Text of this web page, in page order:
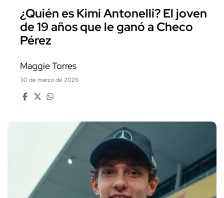
¿Quién es Kimi Antonelli? El joven
de 19 años que le ganó a Checo
Pérez
Maggie Torres
30 de marzo de 2026